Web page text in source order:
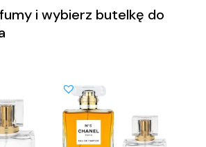
i wybierz butelkę do